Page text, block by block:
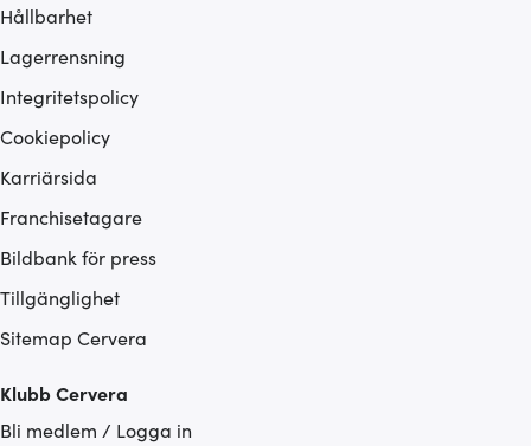
Hållbarhet
Lagerrensning
Integritetspolicy
Cookiepolicy
Karriärsida
Franchisetagare
Bildbank för press
Tillgänglighet
Sitemap Cervera
Klubb Cervera
Bli medlem / Logga in